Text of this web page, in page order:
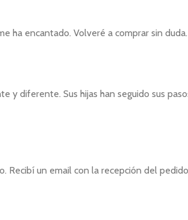
ha encantado. Volveré a comprar sin duda.
y diferente. Sus hijas han seguido sus
un email con la recepción del